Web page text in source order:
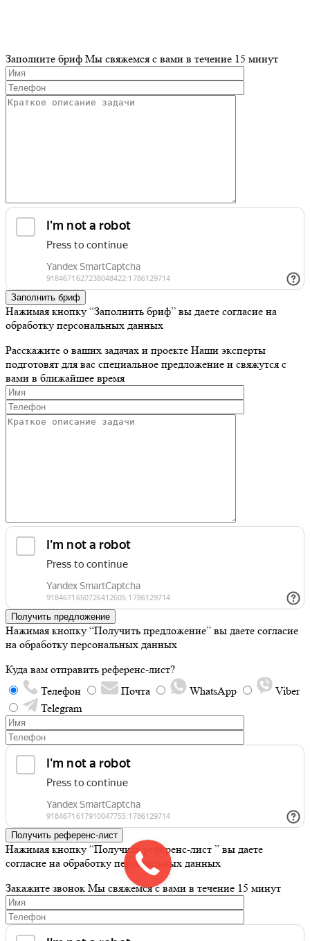
Заполните бриф Мы свяжемся с вами в течение 15 минут
Заполнить бриф
Нажимая кнопку “Заполнить бриф” вы даете согласие на
обработку персональных данных
Расскажите о ваших задачах и проекте Наши эксперты
подготовят для вас специальное предложение и свяжутся с
вами в ближайшее время
Получить предложение
Нажимая кнопку “Получить предложение” вы даете согласие
на обработку персональных данных
Куда вам отправить референс-лист?
Телефон
Почта WhatsApp
Viber
Telegram
Получить референс-лист
Нажимая кнопку “Получить референс-лист ” вы даете
согласие на обработку персональных данных
Закажите звонок Мы свяжемся с вами в течение 15 минут